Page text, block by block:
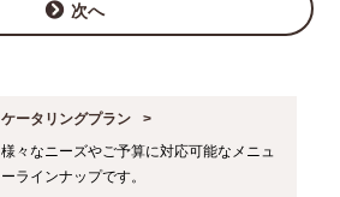
次へ
ケータリングプラン
様々なニーズやご予算に対応可能なメニュ
ーラインナップです。